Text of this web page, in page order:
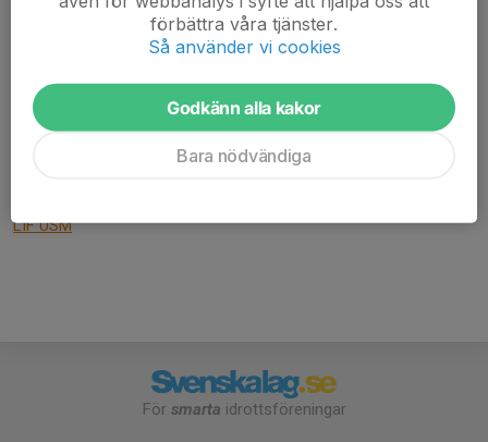
Följ serniorlagens och LIF-arrangerade USM-spel på webben
Webbsändningar
LIF Lindesberg Herrar Allsvenskan & Damer div 2
LIF Lindesberg Herr & Dam
LIF USM
För smarta idrottsföreningar
förbättra våra tjänster.
Så använder vi cookies
Godkänn alla kakor
Bara nödvändiga